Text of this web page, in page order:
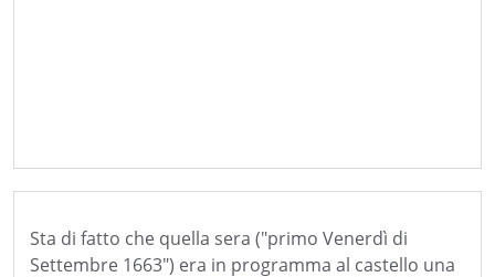
Sta di fatto che quella sera ("primo Venerdì di
Settembre 1663") era in programma al castello una